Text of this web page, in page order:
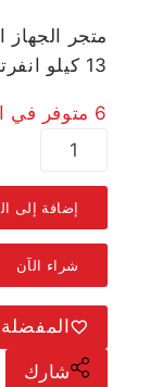
متجر
13 كيلو انفرتر HMCFL13D8SM25N
6 متوفر في المخزون
إضافة إلى
شراء الآن
المفضلة
شارك